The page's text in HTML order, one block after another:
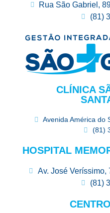
Rua São Gabriel,
(81)
CLÍNICA
Avenida América do
(81)
HOSPITAL
Av. José Veríssimo,
(81)